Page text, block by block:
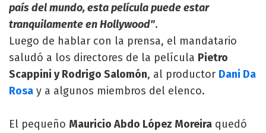
país del mundo, esta película puede estar
tranquilamente en Hollywood".
Luego de hablar con la prensa, el mandatario
saludó a los directores de la película Pietro
Scappini y Rodrigo Salomón, al productor Dani Da
Rosa y a algunos miembros del elenco.
El pequeño Mauricio Abdo López Moreira quedó